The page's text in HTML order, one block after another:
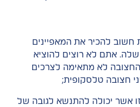
להכיר את המאפיינים
אתם לא רוצים להוציא
לא מתאימה לצרכים
חצובה טלסקופית;
אשר יכולה להתנשא לגובה של